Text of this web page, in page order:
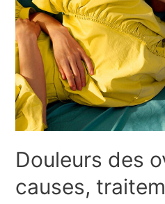
entre
les
épaules
?
Douleurs des
causes,